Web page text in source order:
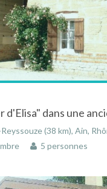
(38 km), Ain, Rhône-Alpes,
5 personnes